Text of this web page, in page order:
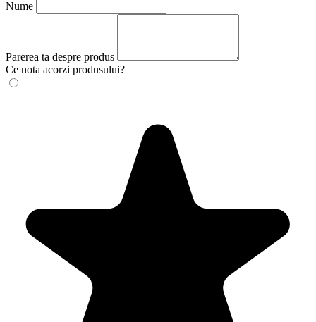
Nume
Parerea ta despre produs
Ce nota acorzi produsului?